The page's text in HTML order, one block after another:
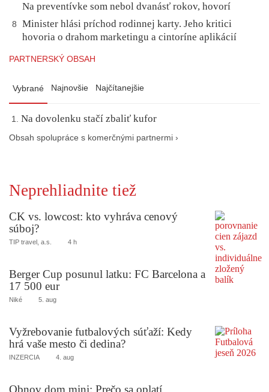
Na preventívke som nebol dvanásť rokov, hovorí
8
Minister hlási príchod rodinnej karty. Jeho kritici
hovoria o drahom marketingu a cintoríne aplikácií
PARTNERSKÝ OBSAH
Vybrané Najnovšie Najčítanejšie
Na dovolenku stačí zbaliť kufor
Obsah spolupráce s komerčnými partnermi ›
Neprehliadnite tiež
CK vs. lowcost: kto vyhráva cenový
súboj?
TIP travel, a.s. 4 h
Berger Cup posunul latku: FC Barcelona a
17 500 eur
Niké 5. aug
Vyžrebovanie futbalových súťaží: Kedy
hrá vaše mesto či dedina?
INZERCIA 4. aug
Obnov dom mini: Prečo sa oplatí